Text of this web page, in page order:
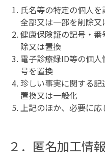
氏名等の特定の個人
全部又は一部を削除又
健康保険証の記号・
除又は置換
電子診療録ID等の個
号を置換
珍しい事実に関する記
置換又は一般化
上記のほか、必要に
２．匿名加工情